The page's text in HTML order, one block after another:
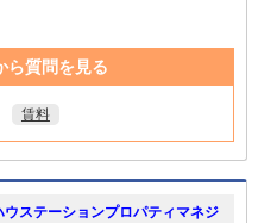
ら質問を見る
賃料
ウステーションプロパティマネジ